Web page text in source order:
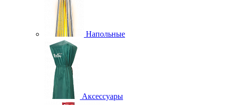
Напольные
Аксессуары